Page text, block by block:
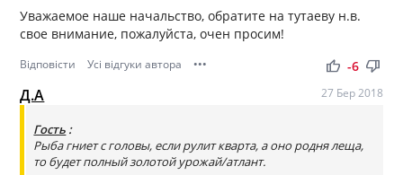
Уважаемое наше начальство, обратите на тутаеву н.в.
свое внимание, пожалуйста, очен просим!
Відповісти Усі відгуки автора ••• thumb_up thumb_down
-6
Д.А 27 Бер 2018
Гость :
Рыба гниет с головы, если рулит кварта, а оно родня леща,
то будет полный золотой урожай/атлант.